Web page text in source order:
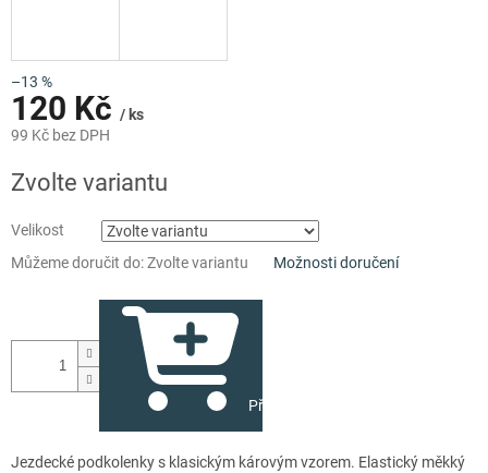
–13 %
120 Kč / ks
99 Kč bez DPH
cena:
Zvolte variantu
Velikost
Můžeme doručit do:Zvolte variantu Možnosti doručení
Přidat do košíku
Jezdecké podkolenky s klasickým károvým vzorem. Elastický měkký